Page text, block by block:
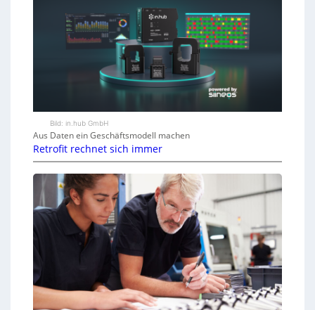
Bild: in.hub GmbH
Aus Daten ein Geschäftsmodell machen
Retrofit rechnet sich immer